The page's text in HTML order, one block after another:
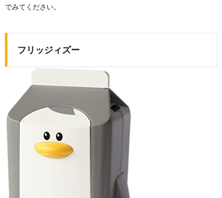
でみてください。
フリッジィズー